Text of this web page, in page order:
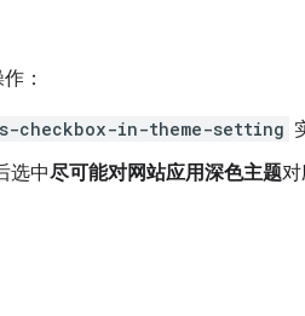
：
checkbox-in-theme-setting
选中尽可能对网站应用深色主题对